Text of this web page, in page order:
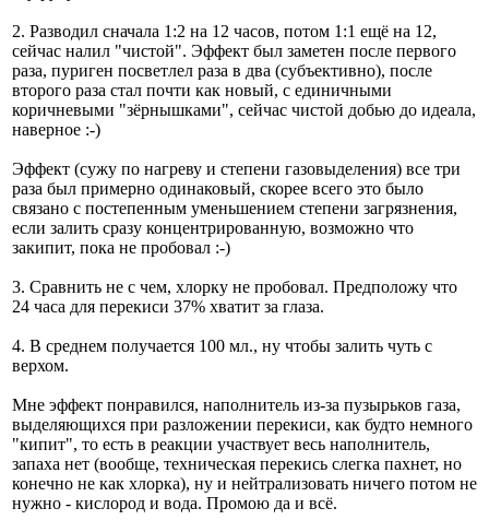
2. Разводил сначала 1:2 на 12 часов, потом 1:1 ещё на 12,
сейчас налил "чистой". Эффект был заметен после первого
раза, пуриген посветлел раза в два (субъективно), после
второго раза стал почти как новый, с единичными
коричневыми "зёрнышками", сейчас чистой добью до идеала,
наверное :-)
Эффект (сужу по нагреву и степени газовыделения) все три
раза был примерно одинаковый, скорее всего это было
связано с постепенным уменьшением степени загрязнения,
если залить сразу концентрированную, возможно что
закипит, пока не пробовал :-)
3. Сравнить не с чем, хлорку не пробовал. Предположу что
24 часа для перекиси 37% хватит за глаза.
4. В среднем получается 100 мл., ну чтобы залить чуть с
верхом.
Мне эффект понравился, наполнитель из-за пузырьков газа,
выделяющихся при разложении перекиси, как будто немного
"кипит", то есть в реакции участвует весь наполнитель,
запаха нет (вообще, техническая перекись слегка пахнет, но
конечно не как хлорка), ну и нейтрализовать ничего потом не
нужно - кислород и вода. Промою да и всё.